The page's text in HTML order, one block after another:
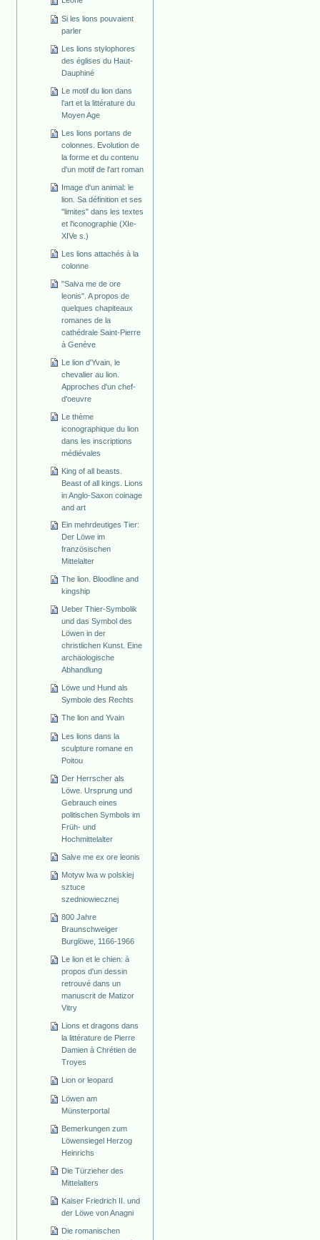
Si les lions pouvaient
parler
Les lions stylophores
des églises du Haut-
Dauphiné
Le motif du lion dans
l'art et la littérature du
Moyen Age
Les lions portans de
colonnes. Evolution de
la forme et du contenu
d'un motif de l'art roman
Image d'un animal: le
lion. Sa définition et ses
"limites" dans les textes
et l'iconographie (XIe-
XIVe s.)
Les lions attachés à la
colonne
"Salva me de ore
leonis". A propos de
quelques chapiteaux
romanes de la
cathédrale Saint-Pierre
à Genève
Le lion d'Yvain, le
chevalier au lion.
Approches d'un chef-
d'oeuvre
Le thème
iconographique du lion
dans les inscriptions
médiévales
King of all beasts.
Beast of all kings. Lions
in Anglo-Saxon coinage
and art
Ein mehrdeutiges Tier:
Der Löwe im
französischen
Mittelalter
The lion. Bloodline and
kingship
Ueber Thier-Symbolik
und das Symbol des
Löwen in der
christlichen Kunst. Eine
archäologische
Abhandlung
Löwe und Hund als
Symbole des Rechts
The lion and Yvain
Les lions dans la
sculpture romane en
Poitou
Der Herrscher als
Löwe. Ursprung und
Gebrauch eines
politischen Symbols im
Früh- und
Hochmittelalter
Salve me ex ore leonis
Motyw lwa w polskiej
sztuce
szedniowiecznej
800 Jahre
Braunschweiger
Burglöwe, 1166-1966
Le lion et le chien: à
propos d'un dessin
retrouvé dans un
manuscrit de Matizor
Vitry
Lions et dragons dans
la littérature de Pierre
Damien à Chrétien de
Troyes
Lion or leopard
Löwen am
Münsterportal
Bemerkungen zum
Löwensiegel Herzog
Heinrichs
Die Türzieher des
Mittelalters
Kaiser Friedrich II. und
der Löwe von Anagni
Die romanischen